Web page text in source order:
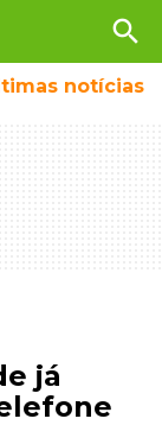
search
notícias
já